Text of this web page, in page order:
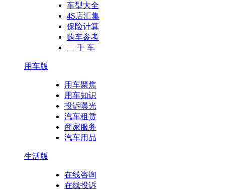
车型大全
4S店汇集
保险计算
购车参考
二 手 车
用车版
用车聚焦
用车知识
投诉曝光
汽车租赁
商家服务
汽车用品
生活版
在线咨询
在线投诉